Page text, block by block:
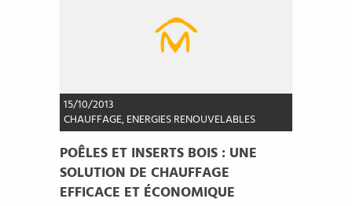
15/10/2013
CHAUFFAGE,ENERGIES RENOUVELABLES
POÊLES ET INSERTS BOIS : UNE
SOLUTION DE CHAUFFAGE
EFFICACE ET ÉCONOMIQUE